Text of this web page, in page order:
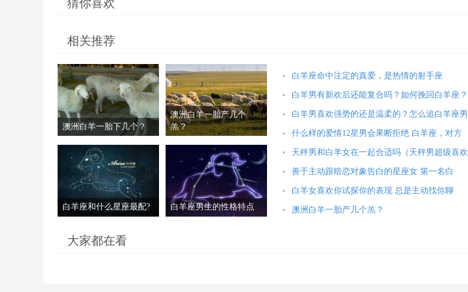
猜你喜欢
相关推荐
澳洲白羊一胎下几个？
澳洲白羊一胎产几个
羔？
白羊座和什么星座最配? 白羊座男生的性格特点
白羊座命中注定的真爱，是热情的射手座
白羊男有新欢后还能复合吗？如何挽回白羊座？
白羊男喜欢强势的还是温柔的？怎么追白羊座男
什么样的爱情12星男会果断拒绝 白羊座，对方
天秤男和白羊女在一起合适吗（天秤男超级喜欢
善于主动跟暗恋对象告白的星座女 第一名白
白羊女喜欢你试探你的表现 总是主动找你聊
澳洲白羊一胎产几个羔？
大家都在看